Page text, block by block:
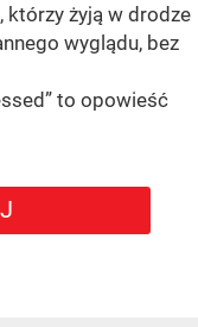
którzy żyją w drodze
wyglądu, bez
to opowieść